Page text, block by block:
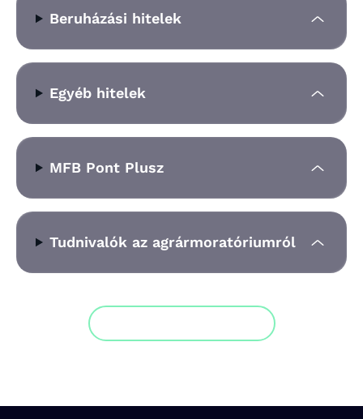
Beruházási hitelek
Egyéb hitelek
MFB Pont Plusz
Tudnivalók az agrármoratóriumról